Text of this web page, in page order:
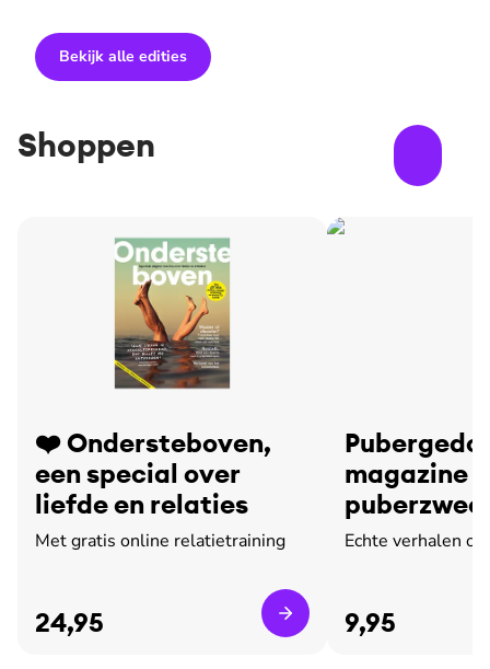
Bekijk alle edities
Shoppen
❤️ Ondersteboven,
een special over
liefde en relaties
Met gratis online relatietraining
24,95
magazine
leed
Echte verhalen
9,95